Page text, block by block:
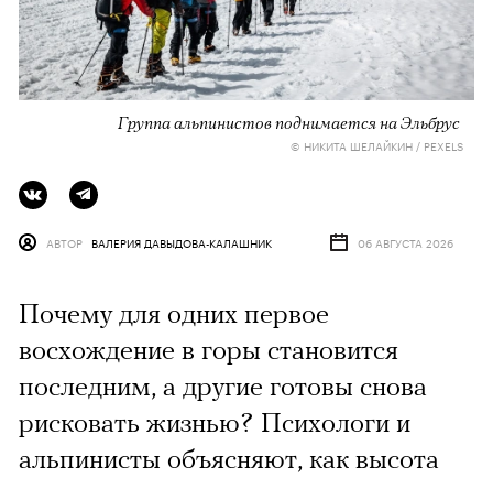
Группа альпинистов поднимается на Эльбрус
© НИКИТА ШЕЛАЙКИН / PEXELS
АВТОР ВАЛЕРИЯ ДАВЫДОВА-КАЛАШНИК 06 АВГУСТА 2026
Почему для одних первое
восхождение в горы становится
последним, а другие готовы снова
рисковать жизнью? Психологи и
альпинисты объясняют, как высота